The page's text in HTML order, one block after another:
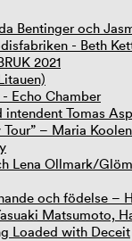
Bentinger och
- Beth
2021
Echo Chamber
intendent Tomas
– Maria
Lena Ollmark/
och födelse –
Matsumoto,
Loaded with Deceit